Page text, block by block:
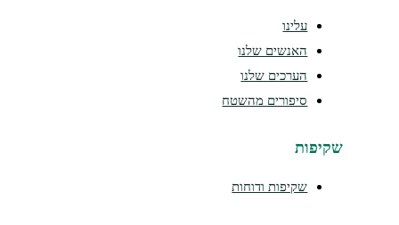
עלינו
האנשים שלנו
הערכים שלנו
סיפורים מהשטח
שקיפות
שקיפות ודוחות